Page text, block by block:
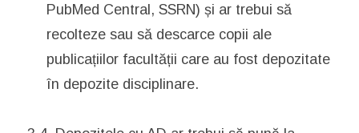
PubMed Central, SSRN) și ar trebui să
recolteze sau să descarce copii ale
publicațiilor facultății care au fost depozitate
în depozite disciplinare.